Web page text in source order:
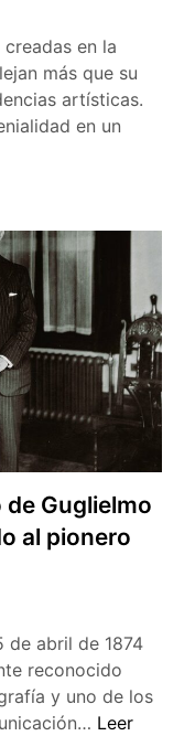
en la
más que su
artísticas.
en un
Guglielmo
al pionero
de abril de 1874
reconocido
y uno de los
150
Leer